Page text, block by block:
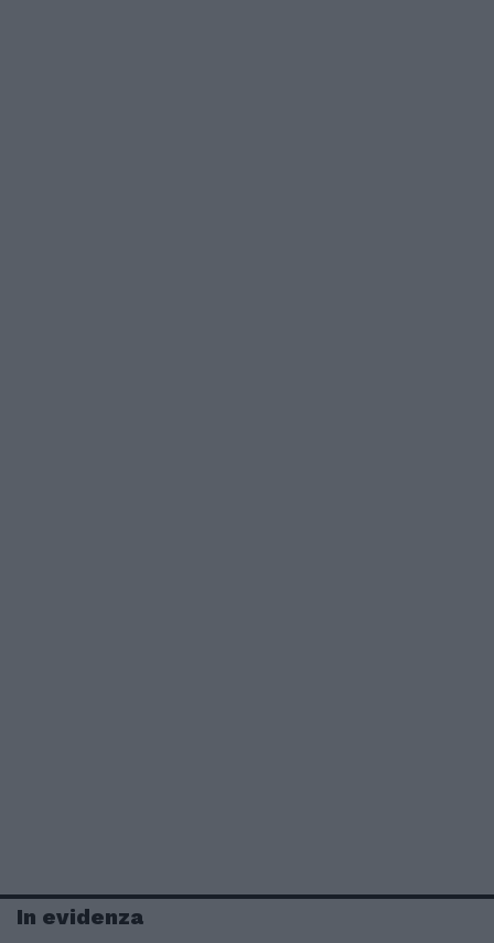
In evidenza